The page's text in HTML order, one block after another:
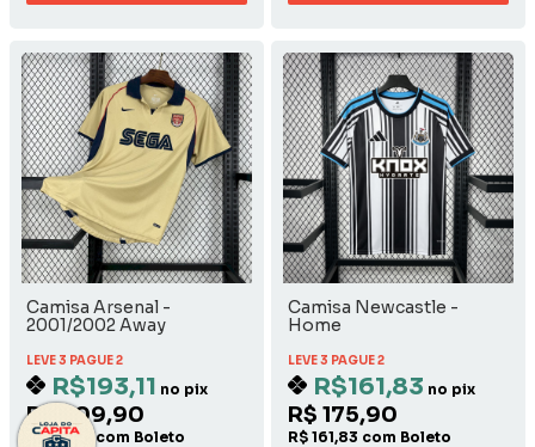
Camisa Arsenal -
2001/2002 Away
LEVE 3 PAGUE 2
R$193,11 no pix
R$ 209,90
R$ 193,11 com Boleto
Camisa Newcastle -
Home
LEVE 3 PAGUE 2
R$161,83 no pix
R$ 175,90
R$ 161,83 com Boleto